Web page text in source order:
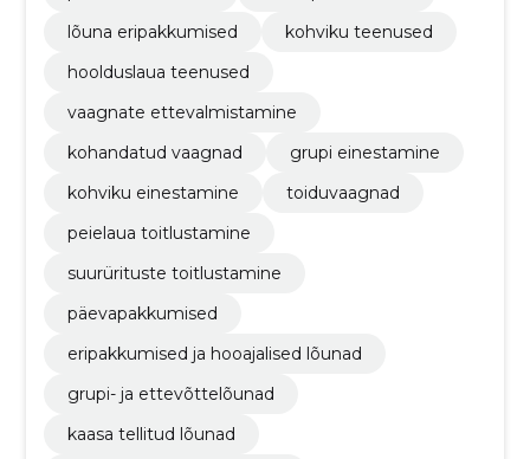
lõuna eripakkumised
kohviku teenused
hoolduslaua teenused
vaagnate ettevalmistamine
kohandatud vaagnad
grupi einestamine
kohviku einestamine
toiduvaagnad
peielaua toitlustamine
suurürituste toitlustamine
päevapakkumised
eripakkumised ja hooajalised lõunad
grupi- ja ettevõttelõunad
kaasa tellitud lõunad